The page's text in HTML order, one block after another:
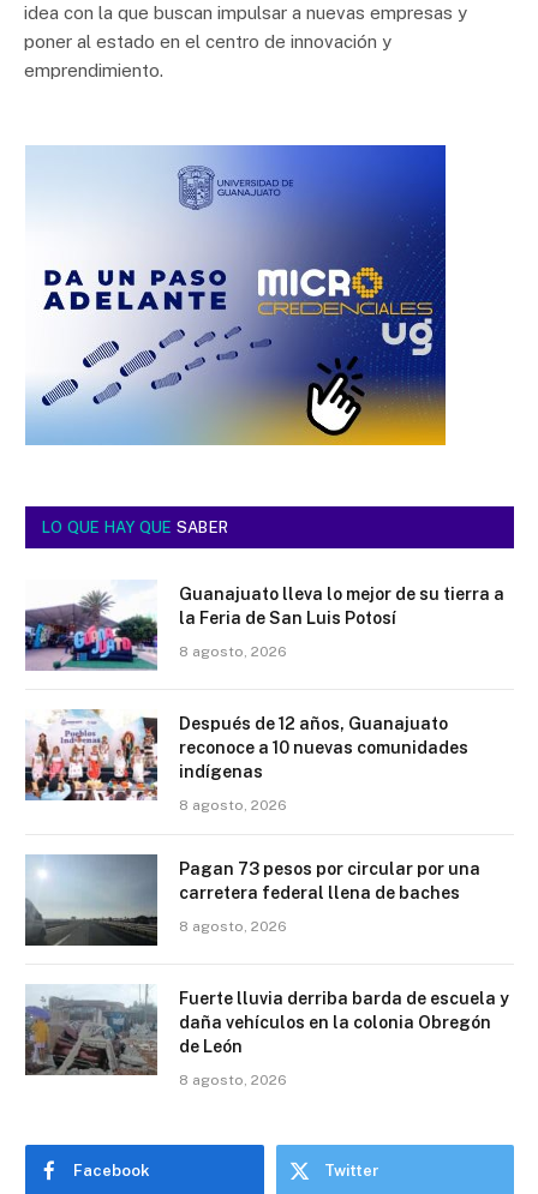
idea con la que buscan impulsar a nuevas empresas y
poner al estado en el centro de innovación y
emprendimiento.
LO QUE HAY QUE SABER
Guanajuato lleva lo mejor de su tierra a
la Feria de San Luis Potosí
8 agosto, 2026
Después de 12 años, Guanajuato
reconoce a 10 nuevas comunidades
indígenas
8 agosto, 2026
Pagan 73 pesos por circular por una
carretera federal llena de baches
8 agosto, 2026
Fuerte lluvia derriba barda de escuela y
daña vehículos en la colonia Obregón
de León
8 agosto, 2026
Facebook Twitter